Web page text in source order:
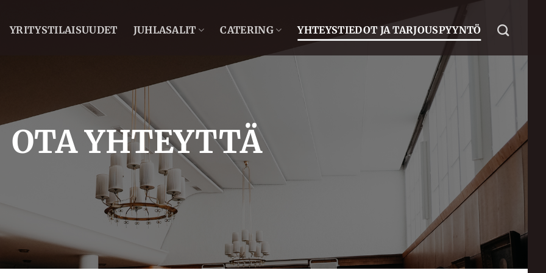
YRITYSTILAISUUDET JUHLASALIT CATERING YHTEYSTIEDOT JA TARJOUSPYYNTÖ
OTA YHTEYTTÄ